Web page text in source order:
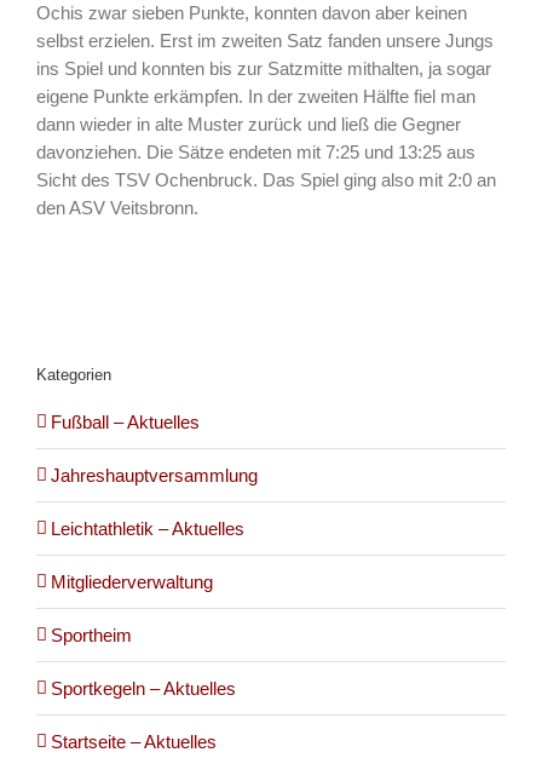
Ochis zwar sieben Punkte, konnten davon aber keinen
selbst erzielen. Erst im zweiten Satz fanden unsere Jungs
ins Spiel und konnten bis zur Satzmitte mithalten, ja sogar
eigene Punkte erkämpfen. In der zweiten Hälfte fiel man
dann wieder in alte Muster zurück und ließ die Gegner
davonziehen. Die Sätze endeten mit 7:25 und 13:25 aus
Sicht des TSV Ochenbruck. Das Spiel ging also mit 2:0 an
den ASV Veitsbronn.
Kategorien
Fußball – Aktuelles
Jahreshauptversammlung
Leichtathletik – Aktuelles
Mitgliederverwaltung
Sportheim
Sportkegeln – Aktuelles
Startseite – Aktuelles